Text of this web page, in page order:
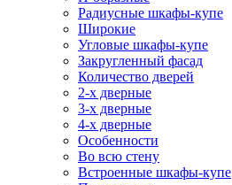
Радиусные шкафы-купе
Широкие
Угловые шкафы-купе
Закругленный фасад
Количество дверей
2-х дверные
3-х дверные
4-х дверные
Особенности
Во всю стену
Встроенные шкафы-купе